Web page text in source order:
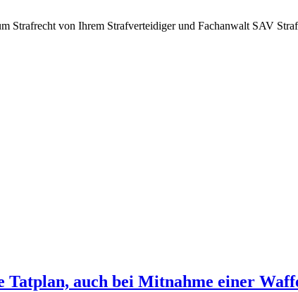
Strafrecht von Ihrem Strafverteidiger und Fachanwalt SAV
Tatplan, auch bei Mitnahme einer